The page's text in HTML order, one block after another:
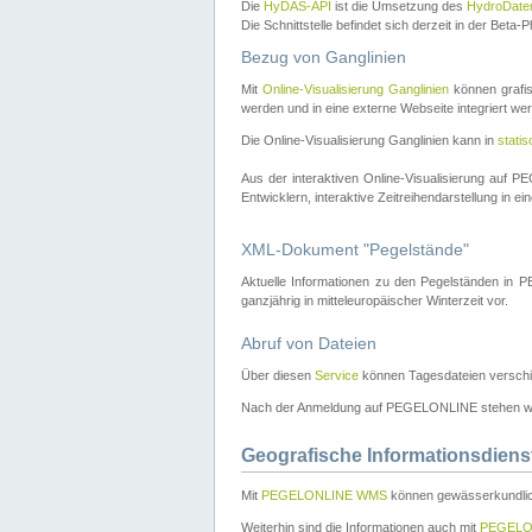
Die HyDAS-API ist die Umsetzung des
Die Schnittstelle befindet sich derzeit in der Beta-
Bezug von Ganglinien
MitOnline-Visualisierung Ganglinien können
werden und in eine externe Webseite integriert
Die Online-Visualisierung Ganglinien kann in
Aus der interaktiven Online-Visualisierung auf
Entwicklern, interaktive Zeitreihendarstellung in
XML-Dokument "Pegelstände"
Aktuelle Informationen zu den Pegelständen in
ganzjährig in mitteleuropäischer Winterzeit vor.
Abruf von Dateien
Über diesen Service können Tagesdateien
Nach der Anmeldung auf PEGELONLINE stehen
Geografische
Mit PEGELONLINE WMS können
Weiterhin sind die Informationen auch mit